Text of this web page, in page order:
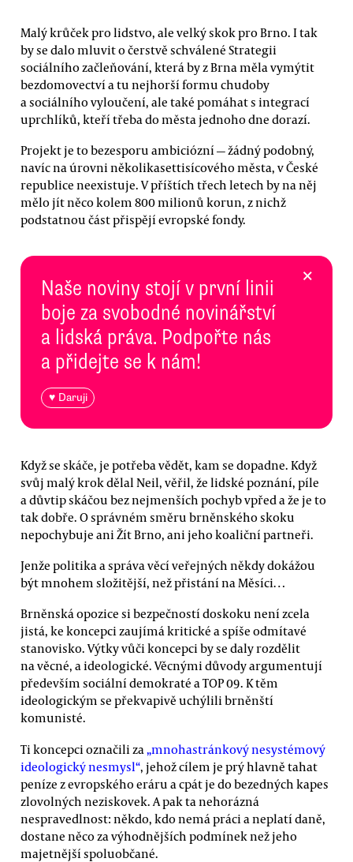
Malý krůček pro lidstvo, ale velký skok pro Brno. I tak
by se dalo mluvit o čerstvě schválené Strategii
sociálního začleňování, která by z Brna měla vymýtit
bezdomovectví a tu nejhorší formu chudoby
a sociálního vyloučení, ale také pomáhat s integrací
uprchlíků, kteří třeba do města jednoho dne dorazí.
Projekt je to bezesporu ambiciózní — žádný podobný,
navíc na úrovni několikasettisícového města, v České
republice neexistuje. V příštích třech letech by na něj
mělo jít něco kolem 800 milionů korun, z nichž
podstatnou část přispějí evropské fondy.
Naše noviny stojí v první linii
boje za svobodné novinářství
a lidská práva. Podpořte nás
a přidejte se k nám!
♥ Daruji
×
Když se skáče, je potřeba vědět, kam se dopadne. Když
svůj malý krok dělal Neil, věřil, že lidské poznání, píle
a důvtip skáčou bez nejmenších pochyb vpřed a že je to
tak dobře. O správném směru brněnského skoku
nepochybuje ani Žít Brno, ani jeho koaliční partneři.
Jenže politika a správa věcí veřejných někdy dokážou
být mnohem složitější, než přistání na Měsíci…
Brněnská opozice si bezpečností doskoku není zcela
jistá, ke koncepci zaujímá kritické a spíše odmítavé
stanovisko. Výtky vůči koncepci by se daly rozdělit
na věcné, a ideologické. Věcnými důvody argumentují
především sociální demokraté a TOP 09. K těm
ideologickým se překvapivě uchýlili brněnští
komunisté.
Ti koncepci označili za „mnohastránkový nesystémový
ideologický nesmysl“, jehož cílem je prý hlavně tahat
peníze z evropského eráru a cpát je do bezedných kapes
zlovolných neziskovek. A pak ta nehorázná
nespravedlnost: někdo, kdo nemá práci a neplatí daně,
dostane něco za výhodnějších podmínek než jeho
majetnější spoluobčané.